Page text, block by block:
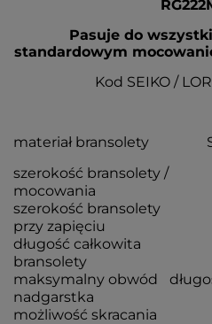
Pasuje do
standardowym
Kod SEIKO /
materiał bransolety
szerokość bransolety /
mocowania
szerokość bransolety
przy zapięciu
długość całkowita
bransolety
maksymalny obwód
nadgarstka
możliwość skracania